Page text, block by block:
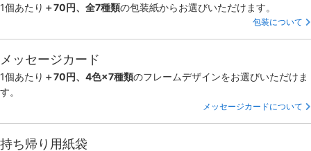
1個あたり ＋70円、全7種類の包装紙からお選びいただけます。
包装について
メッセージカード
1個あたり ＋70円、4色×7種類のフレームデザインをお選びいただけま
す。
メッセージカードについて
持ち帰り用紙袋